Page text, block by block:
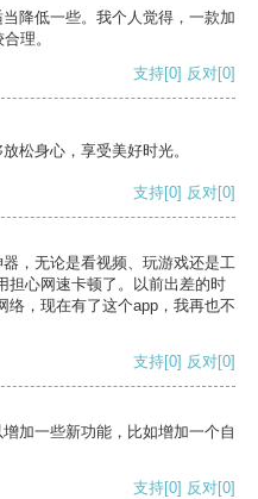
降低一些。我个人觉得，一款加
理。
支持[0] 反对[0]
松身心，享受美好时光。
支持[0] 反对[0]
，无论是看视频、玩游戏还是工
担心网速卡顿了。以前出差的时
络，现在有了这个app，我再也不
支持[0] 反对[0]
加一些新功能，比如增加一个自
支持[0] 反对[0]